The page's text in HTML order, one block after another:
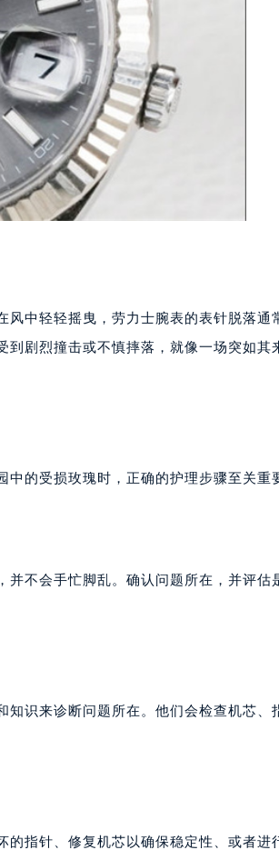
中轻轻摇曳，劳力士腕表的表针脱落通
到剧烈撞击或不慎摔落，就像一场突如其
的受损玫瑰时，正确的护理步骤至关重
不会手忙脚乱。确认问题所在，并评估
识来诊断问题所在。他们会检查机芯、
指针、修复机芯以确保稳定性、或者进